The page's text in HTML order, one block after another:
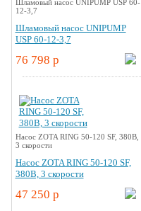
Шламовый насос UNIPUMP USP 60-
12-3,7
Шламовый насос UNIPUMP
USP 60-12-3,7
76 798 p
Насос ZOTA RING 50-120 SF, 380В,
3 скорости
Насос ZOTA RING 50-120 SF,
380В, 3 скорости
47 250 p